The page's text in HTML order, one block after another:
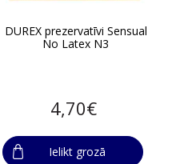
DUREX prezervatīvi Sensual
No Latex N3
4,70€
Ielikt grozā